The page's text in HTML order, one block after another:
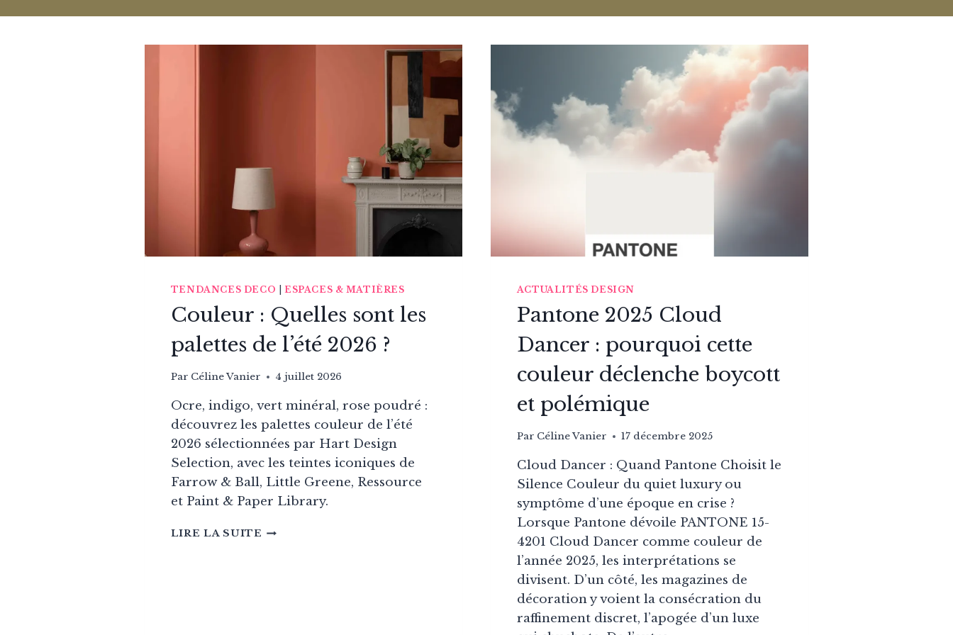
TENDANCES DECO ESPACES & MATIÈRES
Couleur : Quelles sont les
palettes de l’été 2026 ?
Par Céline Vanier 4 juillet 2026
Ocre, indigo, vert minéral, rose poudré :
découvrez les palettes couleur de l’été
2026 sélectionnées par Hart Design
Selection, avec les teintes iconiques de
Farrow & Ball, Little Greene, Ressource
et Paint & Paper Library.
LIRE LA SUITE COULEUR
ACTUALITÉS DESIGN
Pantone 2025 Cloud
Dancer : pourquoi cette
couleur déclenche boycott
et polémique
Par Céline Vanier 17 décembre 2025
Cloud Dancer : Quand Pantone Choisit le
Silence Couleur du quiet luxury ou
symptôme d’une époque en crise ?
Lorsque Pantone dévoile PANTONE 15-
4201 Cloud Dancer comme couleur de
l’année 2025, les interprétations se
divisent. D’un côté, les magazines de
décoration y voient la consécration du
raffinement discret, l’apogée d’un luxe